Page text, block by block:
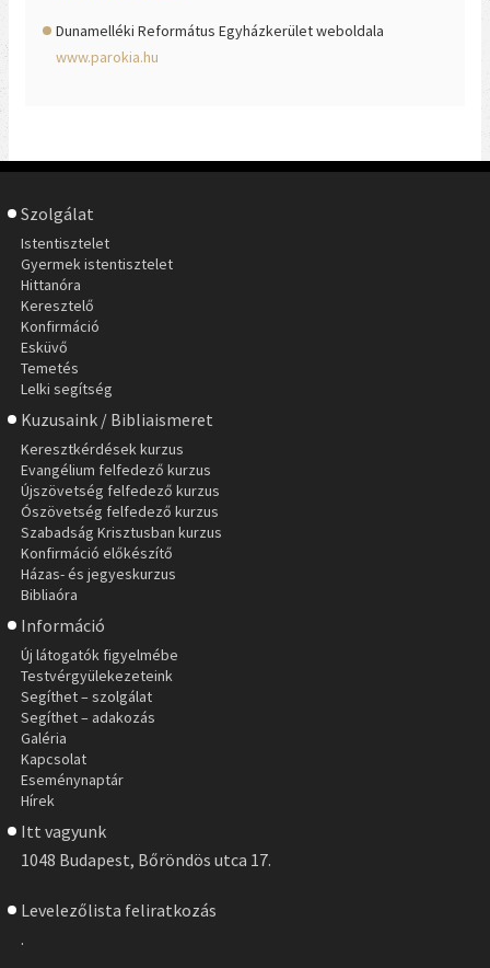
Dunamelléki Református Egyházkerület weboldala
www.parokia.hu
Szolgálat
Istentisztelet
Gyermek istentisztelet
Hittanóra
Keresztelő
Konfirmáció
Esküvő
Temetés
Lelki segítség
Kuzusaink / Bibliaismeret
Keresztkérdések kurzus
Evangélium felfedező kurzus
Újszövetség felfedező kurzus
Ószövetség felfedező kurzus
Szabadság Krisztusban kurzus
Konfirmáció előkészítő
Házas- és jegyeskurzus
Bibliaóra
Információ
Új látogatók figyelmébe
Testvérgyülekezeteink
Segíthet – szolgálat
Segíthet – adakozás
Galéria
Kapcsolat
Eseménynaptár
Hírek
Itt vagyunk
1048 Budapest, Bőröndös utca 17.
Levelezőlista feliratkozás
.